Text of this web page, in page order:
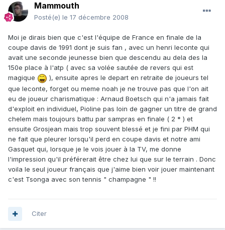
Mammouth
Posté(e) le 17 décembre 2008
Moi je dirais bien que c'est l'équipe de France en finale de la
coupe davis de 1991 dont je suis fan , avec un henri leconte qui
avait une seconde jeunesse bien que descendu au dela des la
150e place à l'atp ( avec sa volée sautée de revers qui est
magique
), ensuite apres le depart en retraite de joueurs tel
que leconte, forget ou meme noah je ne trouve pas que l'on ait
eu de joueur charismatique : Arnaud Boetsch qui n'a jamais fait
d'exploit en individuel, Pioline pas loin de gagner un titre de grand
chelem mais toujours battu par sampras en finale ( 2 * ) et
ensuite Grosjean mais trop souvent blessé et je fini par PHM qui
ne fait que pleurer lorsqu'il perd en coupe davis et notre ami
Gasquet qui, lorsque je le vois jouer à la TV, me donne
l'impression qu'il préférerait être chez lui que sur le terrain . Donc
voila le seul joueur français que j'aime bien voir jouer maintenant
c'est Tsonga avec son tennis " champagne " !!
Citer